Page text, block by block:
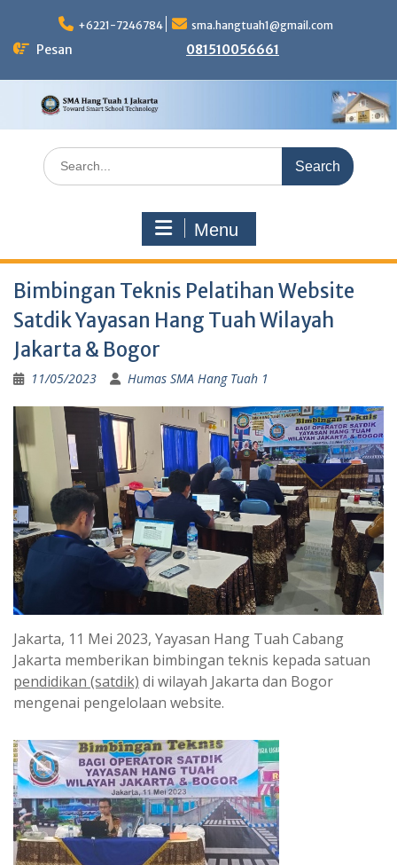
content
+6221-7246784 sma.hangtuah1@gmail.com
Pesan 081510056661
Search
for:
Menu
Bimbingan Teknis Pelatihan Website
Satdik Yayasan Hang Tuah Wilayah
Jakarta & Bogor
11/05/2023 Humas SMA Hang Tuah 1
Jakarta, 11 Mei 2023, Yayasan Hang Tuah Cabang
Jakarta memberikan bimbingan teknis kepada satuan
pendidikan (satdik) di wilayah Jakarta dan Bogor
mengenai pengelolaan website.